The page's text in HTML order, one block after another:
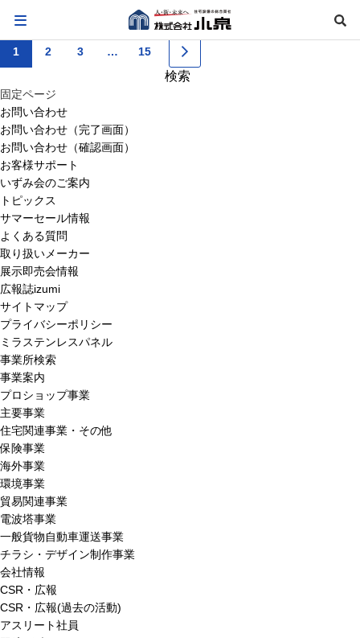
㈱セイホーコーポレーション
1
2 3 …
15
索:
固定ページ
お問い合わせ
お問い合わせ（完了画面）
お問い合わせ（確認画面）
お客様サポート
いずみ会のご案内
トピックス
サマーセール情報
よくある質問
取り扱いメーカー
展示即売会情報
広報誌izumi
サイトマップ
プライバシーポリシー
ミラステンレスパネル
事業所検索
事業案内
プロショップ事業
主要事業
住宅関連事業・その他
保険事業
海外事業
環境事業
貿易関連事業
電波塔事業
一般貨物自動車運送事業
チラシ・デザイン制作事業
会社情報
CSR・広報
CSR・広報(過去の活動)
アスリート社員